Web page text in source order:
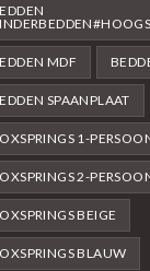
MDF
SPAANPLAAT
1-
2-
BEIGE
BLAUW